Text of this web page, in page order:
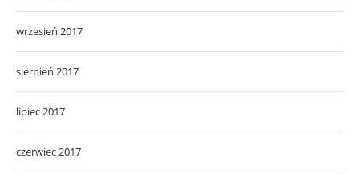
wrzesień 2017
sierpień 2017
lipiec 2017
czerwiec 2017